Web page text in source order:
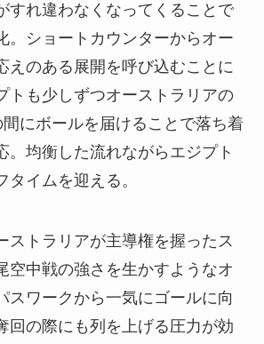
すれ違わなくなってくることで
。ショートカウンターからオー
えのある展開を呼び込むことに
トも少しずつオーストラリアの
にボールを届けることで落ち着
。均衡した流れながらエジプト
イムを迎える。
トラリアが主導権を握ったス
空中戦の強さを生かすようなオ
スワークから一気にゴールに向
回の際にも列を上げる圧力が効